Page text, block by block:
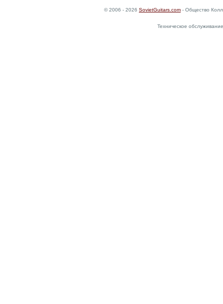
© 2006 - 2026 SovietGuitars.com - Общество
Техническое